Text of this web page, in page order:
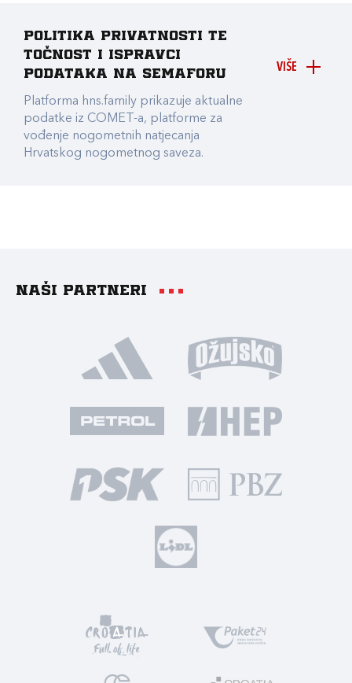
VIŠE
Politika privatnosti te
točnost i ispravci
podataka na Semaforu
Platforma hns.family prikazuje aktualne
podatke iz COMET-a, platforme za
vođenje nogometnih natjecanja
Hrvatskog nogometnog saveza.
Naši partneri